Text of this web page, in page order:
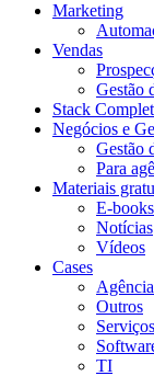
Marketing
Vendas
Gestão
Stack
Negócios e
Gestão
Para
Materiais
E-
Notícias
Vídeos
Cases
Outros
TI